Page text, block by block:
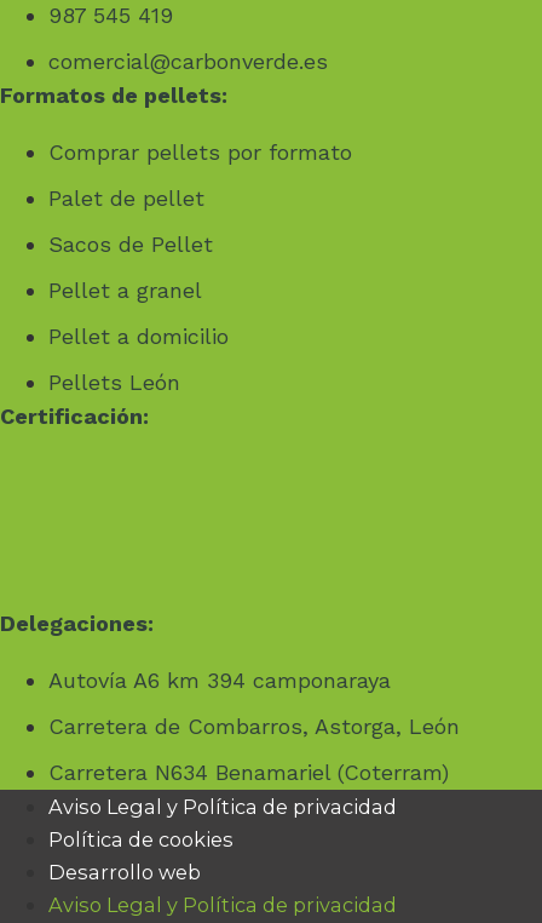
987 545 419
comercial@carbonverde.es
Formatos de pellets:
Comprar pellets por formato
Palet de pellet
Sacos de Pellet
Pellet a granel
Pellet a domicilio
Pellets León
Certificación:
Delegaciones:
Autovía A6 km 394 camponaraya
Carretera de Combarros, Astorga, León
Carretera N634 Benamariel (Coterram)
Aviso Legal y Política de privacidad
Política de cookies
Desarrollo web
Aviso Legal y Política de privacidad